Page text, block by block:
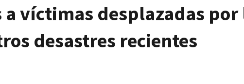
víctimas desplazadas
desastres recientes